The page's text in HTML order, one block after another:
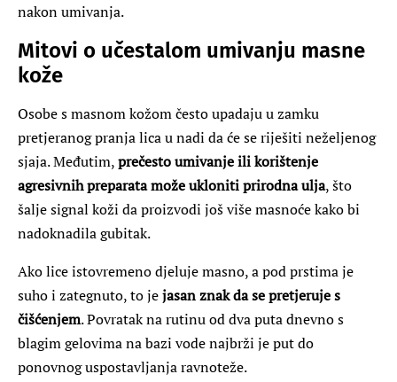
nakon umivanja.
Mitovi o učestalom umivanju masne
kože
Osobe s masnom kožom često upadaju u zamku
pretjeranog pranja lica u nadi da će se riješiti neželjenog
sjaja. Međutim,prečesto umivanje ili korištenje
agresivnih preparata može ukloniti prirodna ulja, što
šalje signal koži da proizvodi još više masnoće kako bi
nadoknadila gubitak.
Ako lice istovremeno djeluje masno, a pod prstima je
suho i zategnuto, to jejasan znak da se pretjeruje s
čišćenjem. Povratak na rutinu od dva puta dnevno s
blagim gelovima na bazi vode najbrži je put do
ponovnog uspostavljanja ravnoteže.